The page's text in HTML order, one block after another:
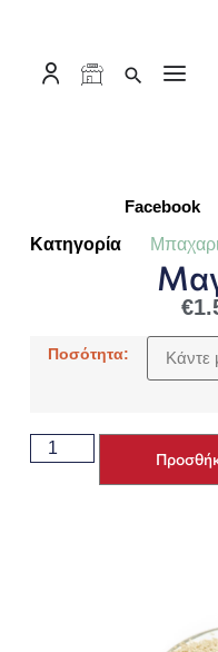
Facebook
Κατηγορία
€
Ποσότητα: